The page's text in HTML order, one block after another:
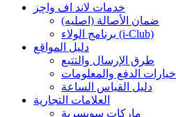
خدمات لاند اف واچز
ضمان الأصالة (اصلیه)
برنامج الولاء (i-Club)
دليل المواقع
طرق الإرسال والتتبع
خيارات الدفع والمعلومات
دليل القياس الساعة
العلامات التجارية
ماركات سويسرية